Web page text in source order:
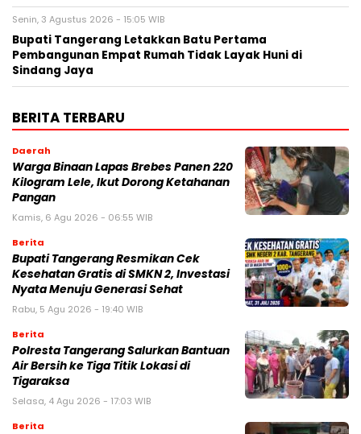
Senin, 3 Agustus 2026 - 15:05 WIB
Bupati Tangerang Letakkan Batu Pertama
Pembangunan Empat Rumah Tidak Layak Huni di
Sindang Jaya
BERITA TERBARU
Daerah
Warga Binaan Lapas Brebes Panen 220
Kilogram Lele, Ikut Dorong Ketahanan
Pangan
Kamis, 6 Agu 2026 - 06:55 WIB
Berita
‎Bupati Tangerang Resmikan Cek
Kesehatan Gratis di SMKN 2, Investasi
Nyata Menuju Generasi Sehat
Rabu, 5 Agu 2026 - 19:40 WIB
Berita
Polresta Tangerang Salurkan Bantuan
Air Bersih ke Tiga Titik Lokasi di
Tigaraksa
Selasa, 4 Agu 2026 - 17:03 WIB
Berita